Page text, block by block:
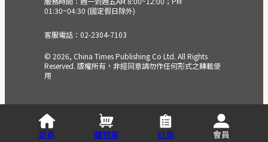
01:30~04:30 (國定假日除外)
客服電話：02-2304-7103
© 2026, China Times Publishing Co Ltd. All Rights
Reserved. 版權所有，非經同意請勿作任何形式之轉載使
用
首頁 購物車 訂單 會員